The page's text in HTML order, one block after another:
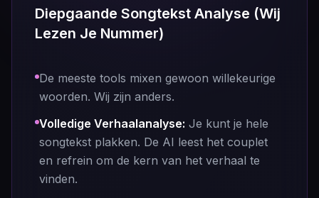
Diepgaande Songtekst Analyse (Wij
Lezen Je Nummer)
De meeste tools mixen gewoon willekeurige
woorden. Wij zijn anders.
Volledige Verhaalanalyse: Je kunt je hele
songtekst plakken. De AI leest het couplet
en refrein om de kern van het verhaal te
vinden.